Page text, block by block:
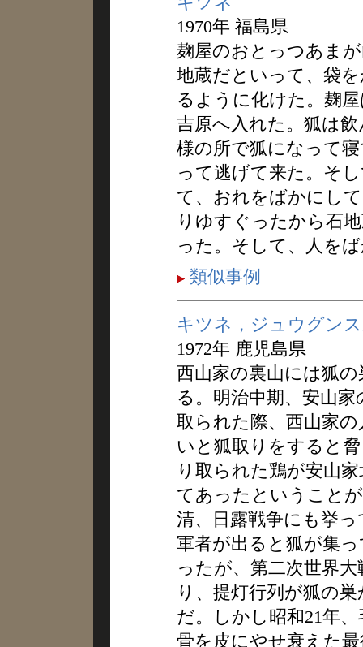
1970年 福島県
麹屋のおとっつあま
地蔵だといって、袋
るように化けた。麹
吉原へ入れた。狐は
様の所で狐になって
って逃げて来た。そ
て、おれをばかにし
りゆすぐったから石
った。そして、人を
類似事例
キツネ，ジュウグン
1972年 鹿児島県
西山家の裏山には狐
る。明治中期、安山
取られた際、西山家
いと狐取りをすると
り取られた鶏が安山
てあったということ
清、日露戦争にも挙
軍者が出ると狐が集
ったが、第二次世界
り、提灯行列が狐の
だ。しかし昭和21年
骨を皮にやせ衰えた